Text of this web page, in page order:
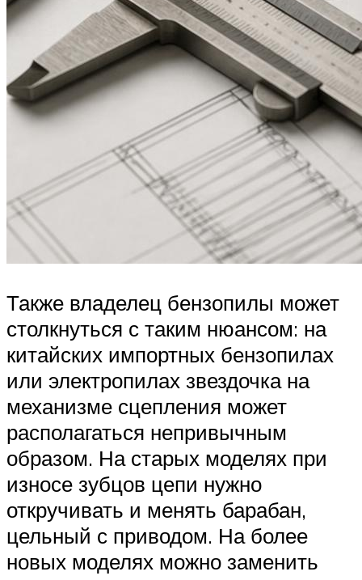
Также владелец бензопилы может
столкнуться с таким нюансом: на
китайских импортных бензопилах
или электропилах звездочка на
механизме сцепления может
располагаться непривычным
образом. На старых моделях при
износе зубцов цепи нужно
откручивать и менять барабан,
цельный с приводом. На более
новых моделях можно заменить